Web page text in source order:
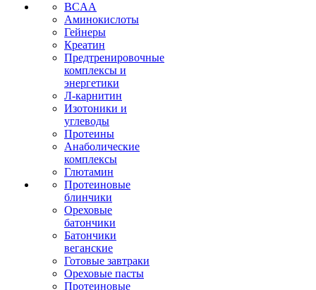
BCAA
Аминокислоты
Гейнеры
Креатин
Предтренировочные
комплексы и
энергетики
Л-карнитин
Изотоники и
углеводы
Протеины
Анаболические
комплексы
Глютамин
Протеиновые
блинчики
Ореховые
батончики
Батончики
веганские
Готовые завтраки
Ореховые пасты
Протеиновые